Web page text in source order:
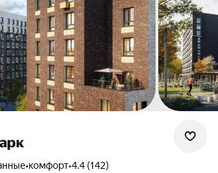
•комфорт•4.4 (142)